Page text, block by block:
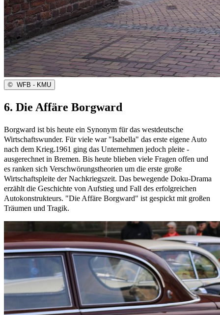
© WFB - KMU
6. Die Affäre Borgward
Borgward ist bis heute ein Synonym für das westdeutsche
Wirtschaftswunder. Für viele war "Isabella" das erste eigene Auto
nach dem Krieg.1961 ging das Unternehmen jedoch pleite -
ausgerechnet in Bremen. Bis heute blieben viele Fragen offen und
es ranken sich Verschwörungstheorien um die erste große
Wirtschaftspleite der Nachkriegszeit. Das bewegende Doku-Drama
erzählt die Geschichte von Aufstieg und Fall des erfolgreichen
Autokonstrukteurs. "Die Affäre Borgward" ist gespickt mit großen
Träumen und Tragik.